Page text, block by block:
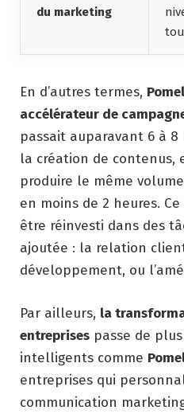
du marketing
En d’autres termes,
accélérateur de
passait auparavant 6 à
la création de contenus,
produire le même
en moins de 2 heures.
être réinvesti dans des
ajoutée : la relation
développement, ou
Par ailleurs, la
entreprises passe de
intelligents comme
entreprises qui
communication